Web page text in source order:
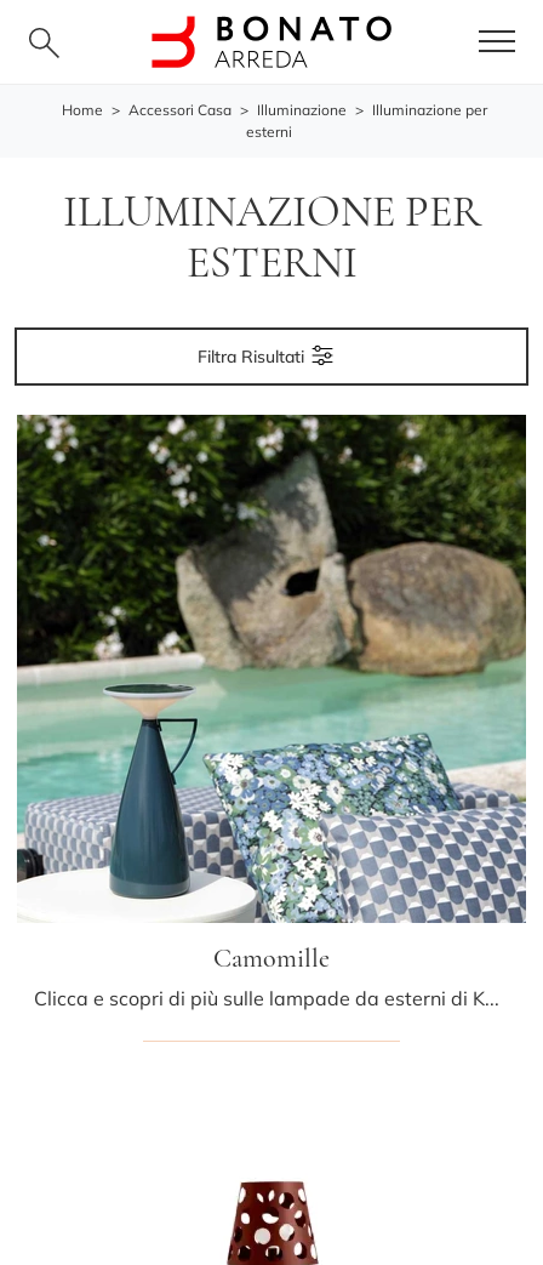
Home > Accessori Casa > Illuminazione > Illuminazione per
esterni
ILLUMINAZIONE PER
ESTERNI
Filtra Risultati
Camomille
Clicca e scopri di più sulle lampade da esterni di Kartell: il modello Camomille in plastica ti attende!